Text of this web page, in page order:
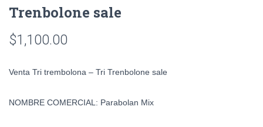
Trenbolone sale
$1,100.00
Venta Tri trembolona – Tri Trenbolone sale
NOMBRE COMERCIAL: Parabolan Mix